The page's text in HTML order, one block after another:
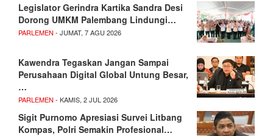
Legislator Gerindra Kartika Sandra Desi
Dorong UMKM Palembang Lindungi…
PARLEMEN - JUMAT, 7 AGU 2026
Kawendra Tegaskan Jangan Sampai
Perusahaan Digital Global Untung Besar,
…
PARLEMEN - KAMIS, 2 JUL 2026
Sigit Purnomo Apresiasi Survei Litbang
Kompas, Polri Semakin Profesional…